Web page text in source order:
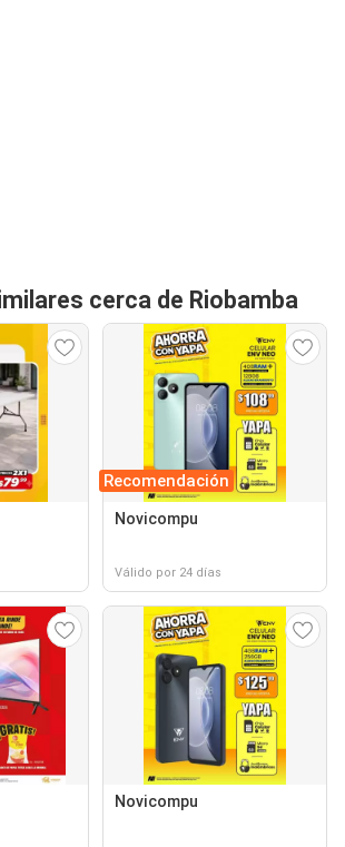
cerca de Riobamba
Recomendación
Novicompu
Válido por 24 días
Novicompu